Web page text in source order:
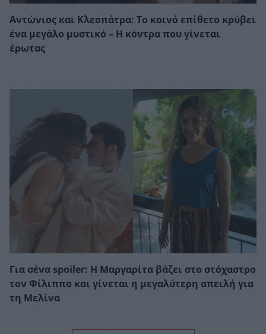
Αντώνιος και Κλεοπάτρα: Το κοινό επίθετο κρύβει
ένα μεγάλο μυστικό – Η κόντρα που γίνεται
έρωτας
Για σένα spoiler: Η Μαργαρίτα βάζει στο στόχαστρο
τον Φίλιππο και γίνεται η μεγαλύτερη απειλή για
τη Μελίνα